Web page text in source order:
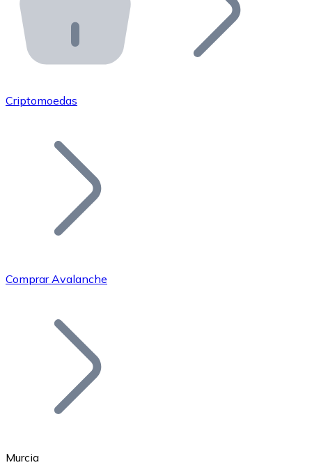
API Bitnovo
Integre nossa API no seu ecossistema.
Junte-se à nossa rede de revendedores e comercialize
Adicione o token do seu projeto ao nosso serviço de
Bitcoin
Criptomoedas
Comprar Avalanche
Murcia